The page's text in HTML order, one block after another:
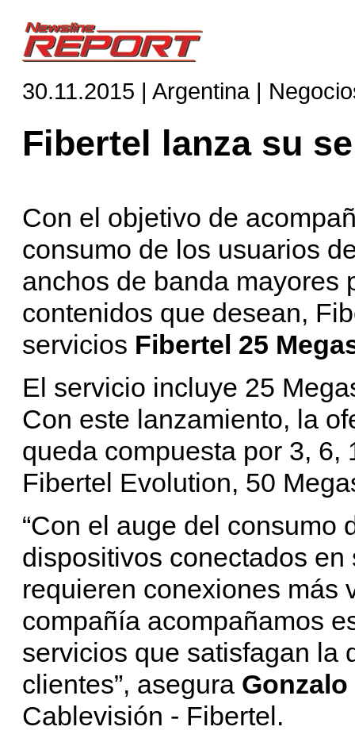
30.11.2015 | Argentina |
Fibertel lanza su
Con el objetivo de
consumo de los usuarios
anchos de banda mayores
contenidos que desean,
servicios Fibertel 25
El servicio incluye 25
Con este lanzamiento, la
queda compuesta por 3, 6,
Fibertel Evolution, 50
“Con el auge del consumo
dispositivos conectados
requieren conexiones más
compañía acompañamos
servicios que satisfagan la
clientes”, asegura Gonzalo
Cablevisión - Fibertel.